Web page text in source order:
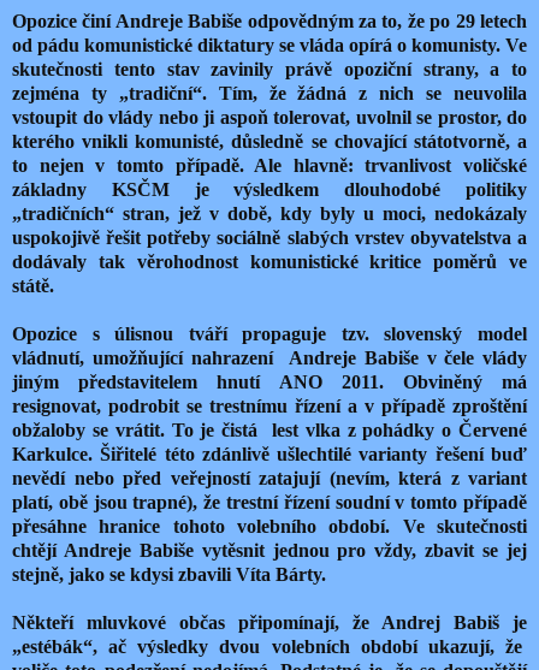
Opozice činí Andreje Babiše odpovědným za to, že po 29 letech
od pádu komunistické diktatury se vláda opírá o komunisty. Ve
skutečnosti tento stav zavinily právě opoziční strany, a to
zejména ty „tradiční“. Tím, že žádná z nich se neuvolila
vstoupit do vlády nebo ji aspoň tolerovat, uvolnil se prostor, do
kterého vnikli komunisté, důsledně se chovající státotvorně, a
to nejen v tomto případě. Ale hlavně: trvanlivost voličské
základny KSČM je výsledkem dlouhodobé politiky
„tradičních“ stran, jež v době, kdy byly u moci, nedokázaly
uspokojivě řešit potřeby sociálně slabých vrstev obyvatelstva a
dodávaly tak věrohodnost komunistické kritice poměrů ve
státě.
Opozice s úlisnou tváří propaguje tzv. slovenský model
vládnutí, umožňující nahrazení
Andreje Babiše v čele vlády
jiným představitelem hnutí ANO 2011. Obviněný má
resignovat, podrobit se trestnímu řízení a v případě zproštění
obžaloby se vrátit. To je čistá
lest vlka z pohádky o Červené
Karkulce. Šiřitelé této zdánlivě ušlechtilé varianty řešení buď
nevědí nebo před veřejností zatajují (nevím, která z variant
platí, obě jsou trapné), že trestní řízení soudní v tomto případě
přesáhne hranice tohoto volebního období. Ve skutečnosti
chtějí Andreje Babiše vytěsnit jednou pro vždy, zbavit se jej
stejně, jako se kdysi zbavili Víta Bárty.
Někteří mluvkové občas připomínají, že Andrej Babiš je
„estébák“, ač výsledky dvou volebních období ukazují, že